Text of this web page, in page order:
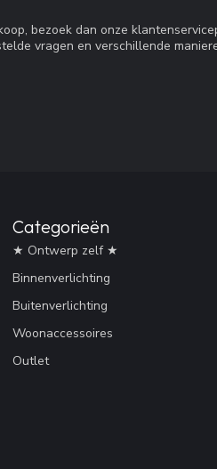
bezoek dan onze
vragen en verschillende
Categorieën
★ Ontwerp zelf ★
Binnenverlichting
Buitenverlichting
Woonaccessoires
Outlet